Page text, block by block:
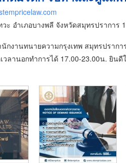
ะ อำเภอบางพลี จังหวัดสมุทรปราการ
งานทนายความกรุงเทพ สมุทรปรา
านอกทำการได้ 17.00-23.00น. ยิน